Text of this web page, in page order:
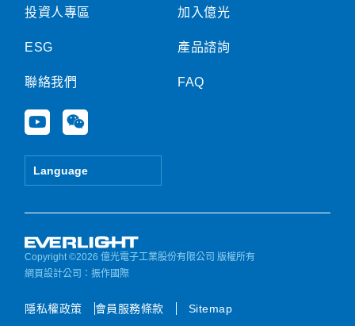
投資人專區
ESG
聯絡我們
Y
o
u
e
W
e
i
Language
加入億光
產品諮詢
FAQ
Copyright ©2026 億光電子工業股份有限公司 版權所有
網頁設計公司 ：振作國際
隱私權政策 會員服務條款 Sitemap